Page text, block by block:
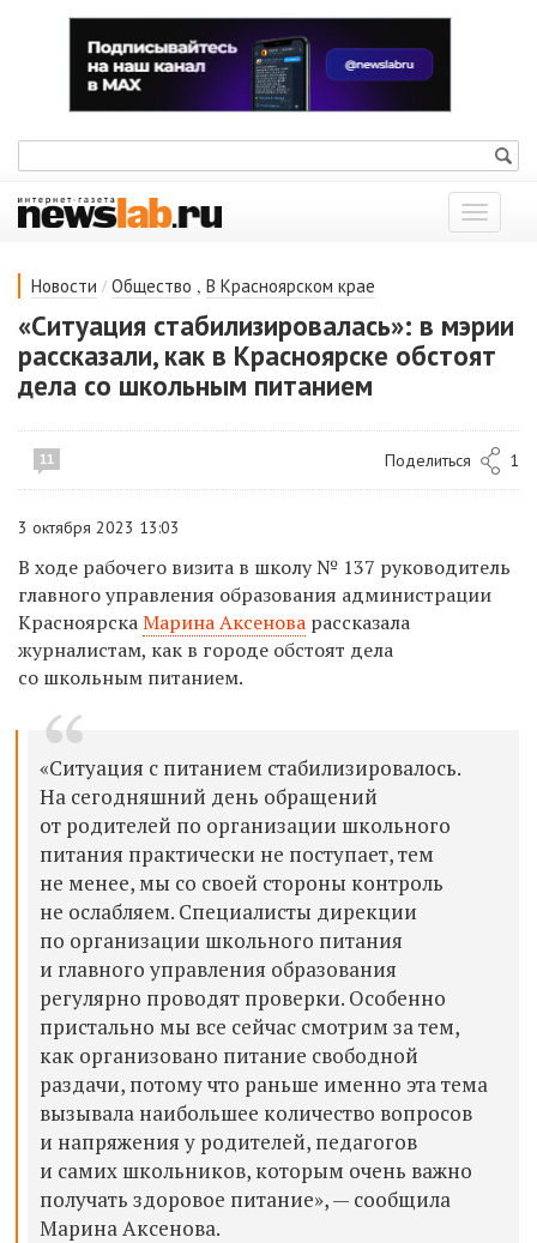
Показать
меню
Новости / Общество , В Красноярском крае
«Ситуация стабилизировалась»: в мэрии
рассказали, как в Красноярске обстоят
дела со школьным питанием
11 Поделиться 1
3 октября 2023 13:03
В ходе рабочего визита в школу № 137 руководитель
главного управления образования администрации
КрасноярскаМарина Аксенова рассказала
журналистам, как в городе обстоят дела
со школьным питанием.
«Ситуация с питанием стабилизировалось.
На сегодняшний день обращений
от родителей по организации школьного
питания практически не поступает, тем
не менее, мы со своей стороны контроль
не ослабляем. Специалисты дирекции
по организации школьного питания
и главного управления образования
регулярно проводят проверки. Особенно
пристально мы все сейчас смотрим за тем,
как организовано питание свободной
раздачи, потому что раньше именно эта тема
вызывала наибольшее количество вопросов
и напряжения у родителей, педагогов
и самих школьников, которым очень важно
получать здоровое питание», — сообщила
Марина Аксенова.